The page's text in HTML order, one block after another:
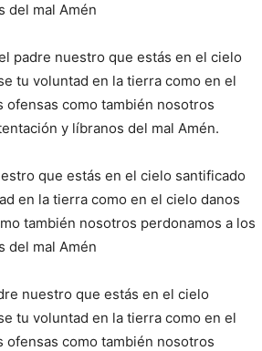
del mal Amén
padre nuestro que estás en el cielo
tu voluntad en la tierra como en el
ofensas como también nosotros
y líbranos del mal Amén.
que estás en el cielo santificado
en la tierra como en el cielo danos
también nosotros perdonamos a los
del mal Amén
nuestro que estás en el cielo
tu voluntad en la tierra como en el
ofensas como también nosotros